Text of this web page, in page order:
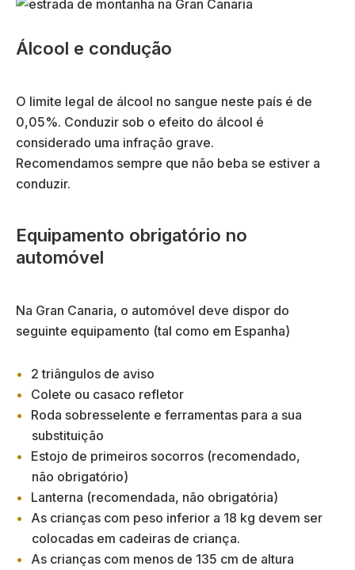
Álcool e condução
O limite legal de álcool no sangue neste país é de
0,05%. Conduzir sob o efeito do álcool é
considerado uma infração grave.
Recomendamos sempre que não beba se estiver a
conduzir.
Equipamento obrigatório no
automóvel
Na Gran Canaria, o automóvel deve dispor do
seguinte equipamento (tal como em Espanha)
2 triângulos de aviso
Colete ou casaco refletor
Roda sobresselente e ferramentas para a sua
substituição
Estojo de primeiros socorros (recomendado,
não obrigatório)
Lanterna (recomendada, não obrigatória)
As crianças com peso inferior a 18 kg devem ser
colocadas em cadeiras de criança.
As crianças com menos de 135 cm de altura